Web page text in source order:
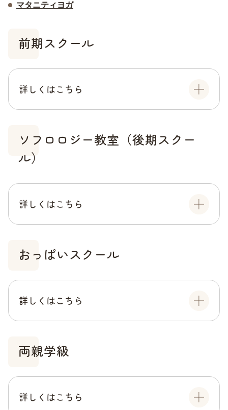
マタニティヨガ
前期スクール
詳しくはこちら
ソフロロジー教室（後期スクー
ル）
詳しくはこちら
おっぱいスクール
詳しくはこちら
両親学級
詳しくはこちら